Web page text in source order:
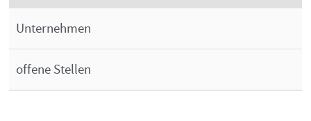
Unternehmen
offene Stellen